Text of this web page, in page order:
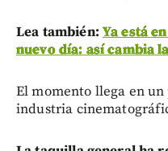
Lea también: Ya está
nuevo día: así cambia
El momento llega en
industria